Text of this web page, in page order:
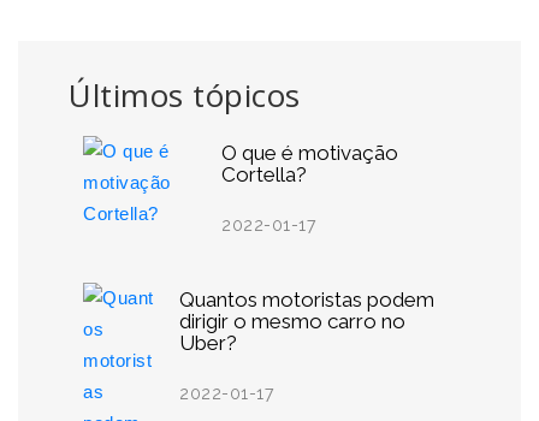
Últimos tópicos
O que é motivação
Cortella?
2022-01-17
Quantos motoristas podem
dirigir o mesmo carro no
Uber?
2022-01-17